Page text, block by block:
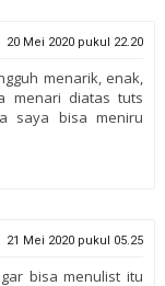
20 Mei 2020 pukul 22.20
menarik, enak,
menari diatas tuts
saya bisa meniru
21 Mei 2020 pukul 05.25
bisa menulist itu